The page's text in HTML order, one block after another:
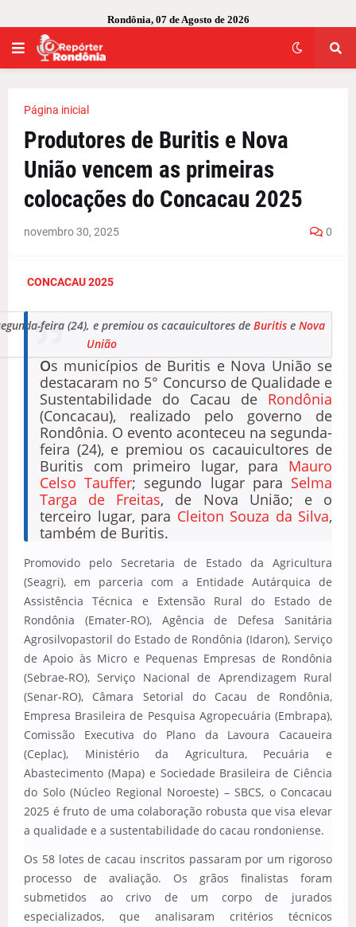
Rondônia, 07 de Agosto de 2026
Página inicial
Produtores de Buritis e Nova
União vencem as primeiras
colocações do Concacau 2025
novembro 30, 2025 0
CONCACAU 2025
feira (24), e premiou os cacauicultores deBuritis eNova
União
Os municípios de Buritis e Nova União se
destacaram no 5° Concurso de Qualidade e
Sustentabilidade do Cacau de Rondônia
(Concacau), realizado pelo governo de
Rondônia. O evento aconteceu na segunda-
feira (24), e premiou os cacauicultores de
Buritis com primeiro lugar, para Mauro
Celso Tauffer; segundo lugar para Selma
Targa de Freitas, de Nova União; e o
terceiro lugar, para Cleiton Souza da Silva,
também de Buritis.
Promovido pelo Secretaria de Estado da Agricultura
(Seagri), em parceria com a Entidade Autárquica de
Assistência Técnica e Extensão Rural do Estado de
Rondônia (Emater-RO), Agência de Defesa Sanitária
Agrosilvopastoril do Estado de Rondônia (Idaron), Serviço
de Apoio às Micro e Pequenas Empresas de Rondônia
(Sebrae-RO), Serviço Nacional de Aprendizagem Rural
(Senar-RO), Câmara Setorial do Cacau de Rondônia,
Empresa Brasileira de Pesquisa Agropecuária (Embrapa),
Comissão Executiva do Plano da Lavoura Cacaueira
(Ceplac), Ministério da Agricultura, Pecuária e
Abastecimento (Mapa) e Sociedade Brasileira de Ciência
do Solo (Núcleo Regional Noroeste) – SBCS, o Concacau
2025 é fruto de uma colaboração robusta que visa elevar
a qualidade e a sustentabilidade do cacau rondoniense.
Os 58 lotes de cacau inscritos passaram por um rigoroso
processo de avaliação. Os grãos finalistas foram
submetidos ao crivo de um corpo de jurados
especializados, que analisaram critérios técnicos